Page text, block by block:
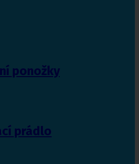
ponožky
prádlo